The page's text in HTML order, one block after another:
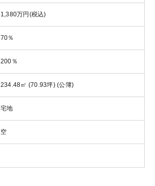
1,380万円(税込)
70％
200％
234.48㎡ (70.93坪) (公簿)
宅地
空